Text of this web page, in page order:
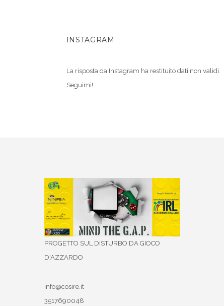
INSTAGRAM
La risposta da Instagram ha restituito dati non validi.
Seguimi!
PROGETTO SUL DISTURBO DA GIOCO
D'AZZARDO
info@cosire.it
3517690048